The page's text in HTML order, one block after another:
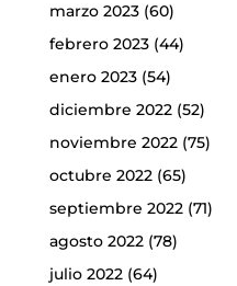
marzo 2023(60)
febrero 2023(44)
enero 2023(54)
diciembre 2022(52)
noviembre 2022(75)
octubre 2022(65)
septiembre 2022(71)
agosto 2022(78)
julio 2022(64)